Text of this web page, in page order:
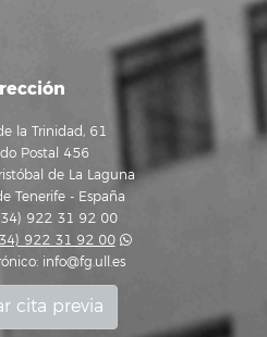
la Trinidad, 61
Postal 456
de La Laguna
Tenerife - España
922 31 92 00
922 31 92 00
info@fg.ull.es
cita previa